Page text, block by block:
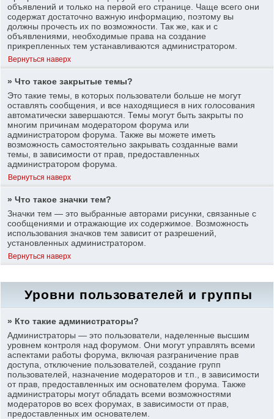
объявлений и только на первой его странице. Чаще всего они
содержат достаточно важную информацию, поэтому вы
должны прочесть их по возможности. Так же, как и с
объявлениями, необходимые права на создание
прикрепленных тем устанавливаются администратором.
Вернуться наверх
» Что такое закрытые темы?
Это такие темы, в которых пользователи больше не могут
оставлять сообщения, и все находящиеся в них голосования
автоматически завершаются. Темы могут быть закрыты по
многим причинам модератором форума или
администратором форума. Также вы можете иметь
возможность самостоятельно закрывать созданные вами
темы, в зависимости от прав, предоставленных
администратором форума.
Вернуться наверх
» Что такое значки тем?
Значки тем — это выбранные авторами рисунки, связанные с
сообщениями и отражающие их содержимое. Возможность
использования значков тем зависит от разрешений,
установленных администратором.
Вернуться наверх
Уровни пользователей и группы
» Кто такие администраторы?
Администраторы — это пользователи, наделенные высшим
уровнем контроля над форумом. Они могут управлять всеми
аспектами работы форума, включая разграничение прав
доступа, отключение пользователей, создание групп
пользователей, назначение модераторов и т.п., в зависимости
от прав, предоставленных им основателем форума. Также
администраторы могут обладать всеми возможностями
модераторов во всех форумах, в зависимости от прав,
предоставленных им основателем.